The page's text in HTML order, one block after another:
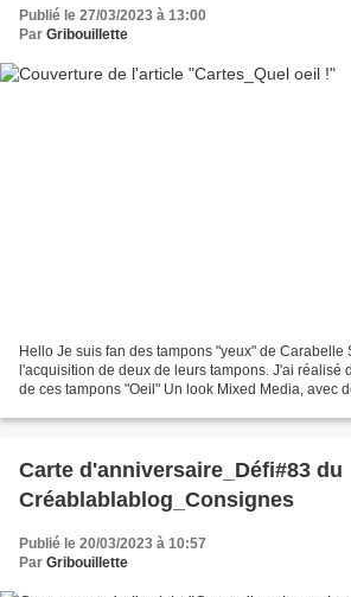
Publié le 27/03/2023 à 13:00
Par Gribouillette
Hello Je suis fan des tampons "yeux" de Carabelle
l'acquisition de deux de leurs tampons. J'ai réalisé
de ces tampons "Oeil" Un look Mixed Media, avec
Carte d'anniversaire_Défi#83 du
Créablablablog_Consignes
Publié le 20/03/2023 à 10:57
Par Gribouillette